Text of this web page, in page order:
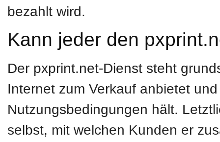
bezahlt wird.
Kann jeder den
Der pxprint.net-Dienst steht
Internet zum Verkauf anbietet
Nutzungsbedingungen hält.
selbst, mit welchen Kunden er